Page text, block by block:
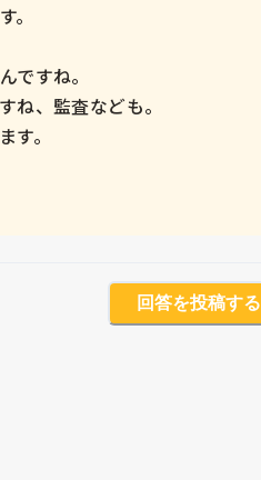
。
ですね。
ね、監査なども。
回答を投稿する